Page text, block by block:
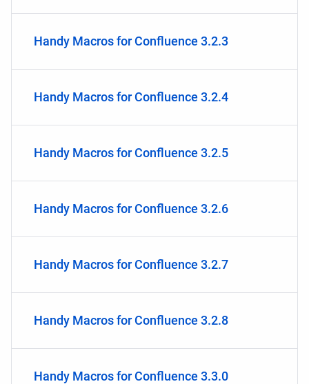
Handy Macros for Confluence 3.2.3
Handy Macros for Confluence 3.2.4
Handy Macros for Confluence 3.2.5
Handy Macros for Confluence 3.2.6
Handy Macros for Confluence 3.2.7
Handy Macros for Confluence 3.2.8
Handy Macros for Confluence 3.3.0